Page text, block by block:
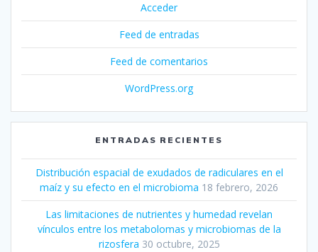
Acceder
Feed de entradas
Feed de comentarios
WordPress.org
ENTRADAS RECIENTES
Distribución espacial de exudados de radiculares en el
maíz y su efecto en el microbioma 18 febrero, 2026
Las limitaciones de nutrientes y humedad revelan
vínculos entre los metabolomas y microbiomas de la
rizosfera 30 octubre, 2025